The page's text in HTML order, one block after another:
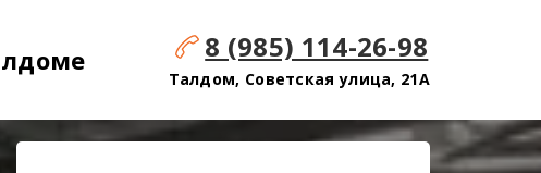
8 (985) 114-26-98
Талдом, Советская улица, 21А